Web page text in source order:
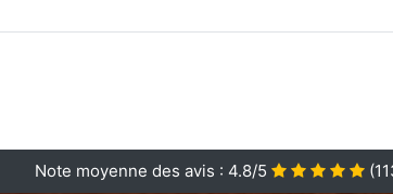
Note moyenne des avis : 4.8/5 (